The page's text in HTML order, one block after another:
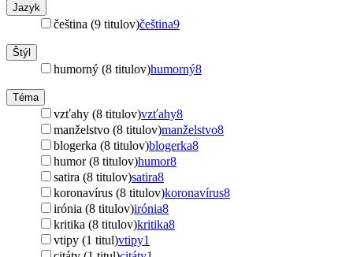
Jazyk
čeština (9 titulov)čeština9
Štýl
humorný (8 titulov)humorný8
Téma
vzťahy (8 titulov)vzťahy8
manželstvo (8 titulov)manželstvo8
blogerka (8 titulov)blogerka8
humor (8 titulov)humor8
satira (8 titulov)satira8
koronavírus (8 titulov)koronavírus8
irónia (8 titulov)irónia8
kritika (8 titulov)kritika8
vtipy (1 titul)vtipy1